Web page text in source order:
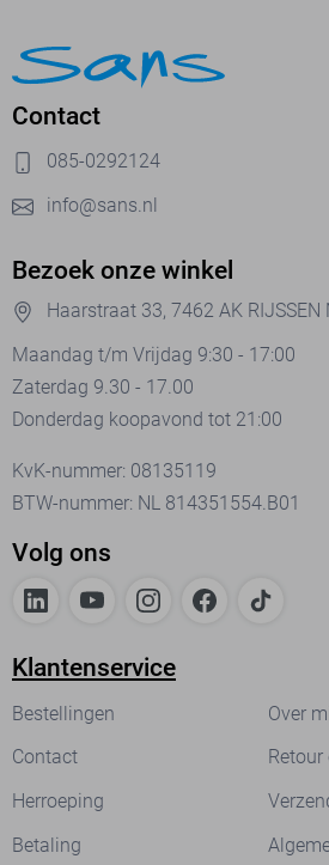
Contact
085-0292124
info@sans.nl
Bezoek onze winkel
Haarstraat 33, 7462 AK RIJSSEN
Maandag t/m Vrijdag 9:30 - 17:00
Zaterdag 9.30 - 17.00
Donderdag koopavond tot 21:00
KvK-nummer: 08135119
BTW-nummer: NL 814351554.B01
Volg ons
Klantenservice
Bestellingen
Over
Contact
Herroeping
Betaling